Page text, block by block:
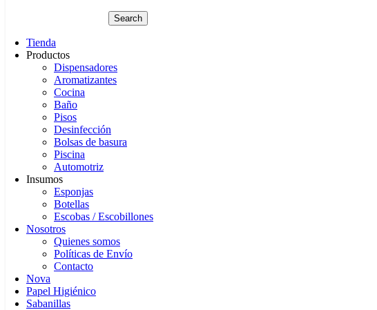
Search
Tienda
Productos
Dispensadores
Aromatizantes
Cocina
Baño
Pisos
Desinfección
Bolsas de basura
Piscina
Automotriz
Insumos
Esponjas
Botellas
Escobas / Escobillones
Nosotros
Quienes somos
Políticas de Envío
Contacto
Nova
Papel Higiénico
Sabanillas